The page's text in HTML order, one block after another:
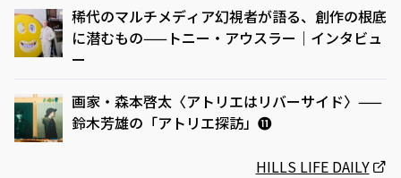
稀代のマルチメディア幻視者が語る、創作の根底
に潜むもの——トニー・アウスラー｜インタビュ
ー
画家・森本啓太〈アトリエはリバーサイド〉——
鈴木芳雄の「アトリエ探訪」⓫
HILLS LIFE DAILY